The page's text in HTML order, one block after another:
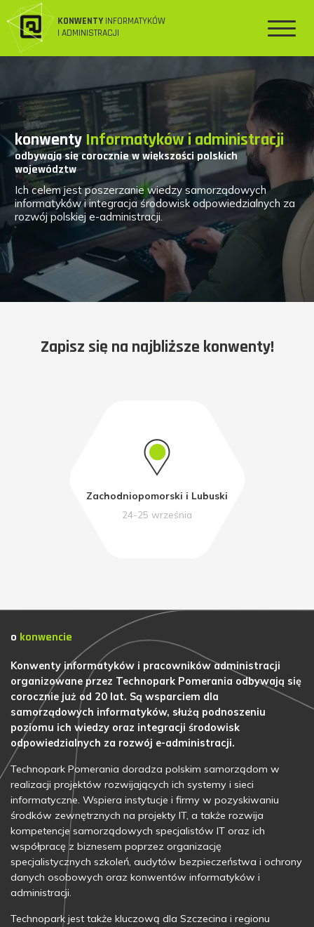
KONWENTY INFORMATYKÓW
I ADMINISTRACJI
konwenty Informatyków i administracji
odbywają się corocznie w większości polskich
województw
Ich celem jest poszerzanie wiedzy samorządowych
informatyków i integracja środowisk odpowiedzialnych za
rozwój polskiej e-administracji.
Zapisz się na najbliższe konwenty!
Zachodniopomorski i Lubuski
24-25 września
o konwencie
Konwenty informatyków i pracowników administracji
organizowane przez Technopark Pomerania odbywają się
corocznie już od 20 lat. Są wsparciem dla
samorządowych informatyków, służą podnoszeniu
poziomu ich wiedzy oraz integracji środowisk
odpowiedzialnych za rozwój e-administracji.
Technopark Pomerania doradza polskim samorządom w
realizacji projektów rozwijających ich systemy i sieci
informatyczne. Wspiera instytucje i firmy w pozyskiwaniu
środków zewnętrznych na projekty IT, a także rozwija
kompetencje samorządowych specjalistów IT oraz ich
współpracę z biznesem poprzez organizację
specjalistycznych szkoleń, audytów bezpieczeństwa i ochrony
danych osobowych oraz konwentów informatyków i
administracji.
Technopark jest także kluczową dla Szczecina i regionu